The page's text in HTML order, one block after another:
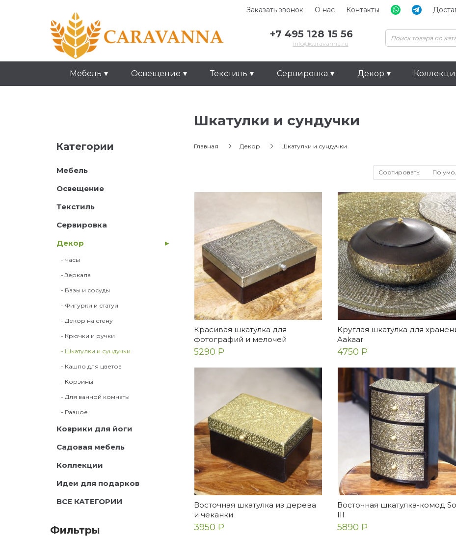
Заказать звонок О нас Контакты
+7 495 128 15 56
info@caravanna.ru
Мебель Освещение Текстиль Сервировка Декор
Категории
Мебель
Освещение
Текстиль
Сервировка
Декор
- Часы
- Зеркала
- Вазы и сосуды
- Фигурки и статуи
- Декор на стену
- Крючки и ручки
- Шкатулки и сундучки
- Кашпо для цветов
- Корзины
- Для ванной комнаты
- Разное
Коврики для йоги
Садовая мебель
Коллекции
Идеи для подарков
ВСЕ КАТЕГОРИИ
Фильтры
Шкатулки и сундучки
Главная Декор Шкатулки и сундучки
Сортировать:
Красивая шкатулка для
фотографий и мелочей
5290 Р
Круглая шкатулка для
Aakaar
4750 Р
Восточная шкатулка из дерева
и чеканки
3950 Р
Восточная шкатулка-комод
III
5890 Р